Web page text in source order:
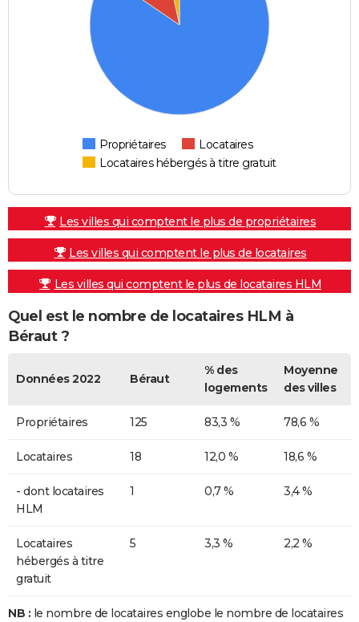
Propriétaires
Locataires
Locataires hébergés à titre gratuit
Les villes qui comptent le plus de propriétaires
Les villes qui comptent le plus de locataires
Les villes qui comptent le plus de locataires HLM
Quel est le nombre de locataires HLM à
Béraut ?
Données 2022 Béraut
% des
logements
Moyenne
des villes
Propriétaires 125 83,3 % 78,6 %
Locataires 18 12,0 % 18,6 %
- dont locataires
HLM
1 0,7 % 3,4 %
Locataires
hébergés à titre
gratuit
5 3,3 % 2,2 %
NB : le nombre de locataires englobe le nombre de locataires